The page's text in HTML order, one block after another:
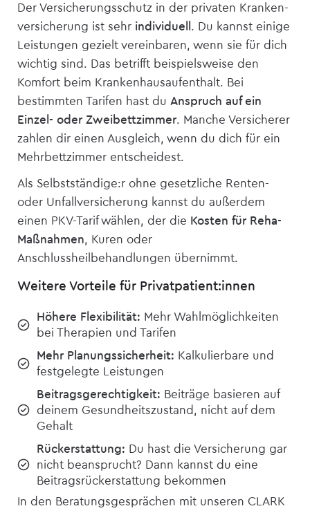
Der Versicherungsschutz in der privaten Kranken­
versicherung ist sehr individuell . Du kannst einige
Leistungen gezielt vereinbaren, wenn sie für dich
wichtig sind. Das betrifft beispielsweise den
Komfort beim Krankenhausaufenthalt. Bei
bestimmten Tarifen hast du Anspruch auf ein
Einzel- oder Zweibettzimmer. Manche Versicherer
zahlen dir einen Ausgleich, wenn du dich für ein
Mehrbettzimmer entscheidest.
Als Selbstständige:r ohne gesetzliche Renten-
oder Unfall­versicherung kannst du außerdem
einen PKV-Tarif wählen, der die Kosten für Reha-
Maßnahmen, Kuren oder
Anschlussheilbehandlungen übernimmt.
Weitere Vorteile für Privatpatient:innen
Höhere Flexibilität: Mehr Wahlmöglichkeiten
bei Therapien und Tarifen
Mehr Planungssicherheit: Kalkulierbare und
festgelegte Leistungen
Beitragsgerechtigkeit: Beiträge basieren auf
deinem Gesundheitszustand, nicht auf dem
Gehalt
Rückerstattung: Du hast die Versicherung gar
nicht beansprucht? Dann kannst du eine
Beitragsrückerstattung bekommen
In den Beratungsgesprächen mit unseren CLARK